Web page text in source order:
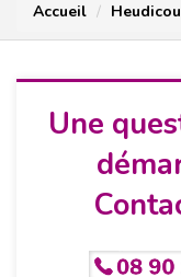
Accueil
Une